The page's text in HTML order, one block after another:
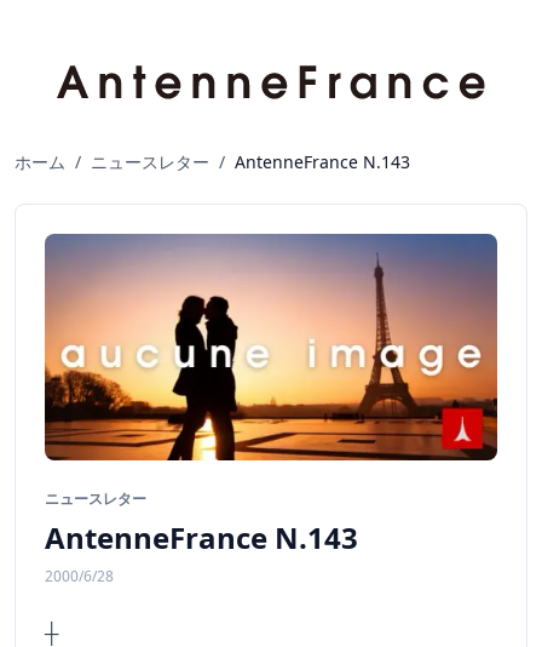
ホーム / ニュースレター / AntenneFrance N.143
ニュースレター
AntenneFrance N.143
2000/6/28